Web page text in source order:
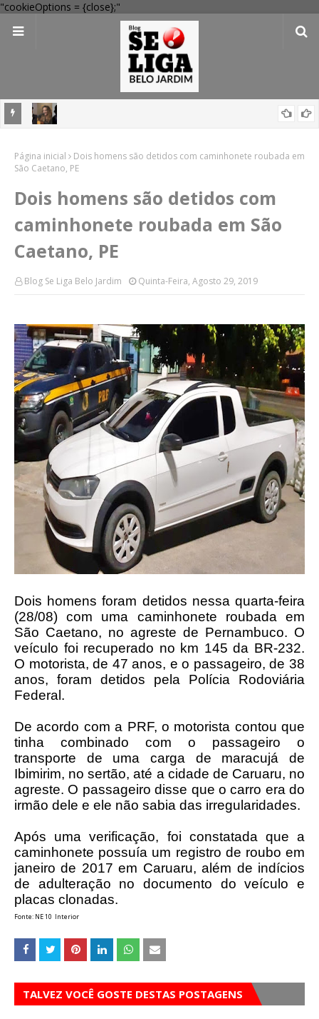
"cookieOptions = {close};"
Maria Rita e mais em Arcoverde; veja programação
Página inicial
Dois homens são detidos com caminhonete roubada em
São Caetano, PE
Dois homens são detidos com
caminhonete roubada em São
Caetano, PE
Blog Se Liga Belo Jardim Quinta-Feira, Agosto 29, 2019
Dois homens foram detidos nessa quarta-feira
(28/08) com uma caminhonete roubada em
São Caetano, no agreste de Pernambuco. O
veículo foi recuperado no km 145 da BR-232.
O motorista, de 47 anos, e o passageiro, de 38
anos, foram detidos pela Polícia Rodoviária
Federal.
De acordo com a PRF, o motorista contou que
tinha combinado com o passageiro o
transporte de uma carga de maracujá de
Ibimirim, no sertão, até a cidade de Caruaru, no
agreste. O passageiro disse que o carro era do
irmão dele e ele não sabia das irregularidades.
Após uma verificação, foi constatada que a
caminhonete possuía um registro de roubo em
janeiro de 2017 em Caruaru, além de indícios
de adulteração no documento do veículo e
placas clonadas.
Fonte: NE 10 Interior
TALVEZ VOCÊ GOSTE DESTAS POSTAGENS